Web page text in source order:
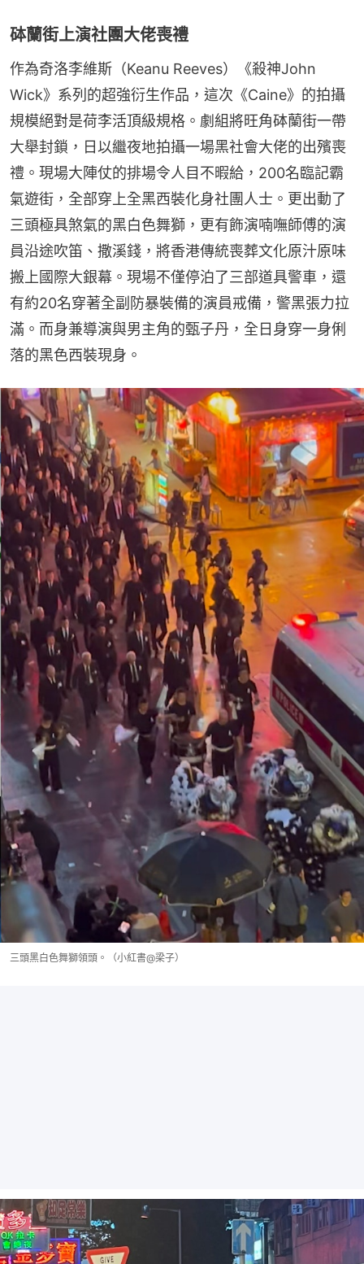
砵蘭街上演社團大佬喪禮
作為奇洛李維斯（Keanu Reeves）《殺神John
Wick》系列的超強衍生作品，這次《Caine》的拍攝
規模絕對是荷李活頂級規格。劇組將旺角砵蘭街一帶
大舉封鎖，日以繼夜地拍攝一場黑社會大佬的出殯喪
禮。現場大陣仗的排場令人目不暇給，200名臨記霸
氣遊街，全部穿上全黑西裝化身社團人士。更出動了
三頭極具煞氣的黑白色舞獅，更有飾演喃嘸師傅的演
員沿途吹笛、撒溪錢，將香港傳統喪葬文化原汁原味
搬上國際大銀幕。現場不僅停泊了三部道具警車，還
有約20名穿著全副防暴裝備的演員戒備，警黑張力拉
滿。而身兼導演與男主角的甄子丹，全日身穿一身俐
落的黑色西裝現身。
三頭黑白色舞獅領頭。（小紅書@梁子）